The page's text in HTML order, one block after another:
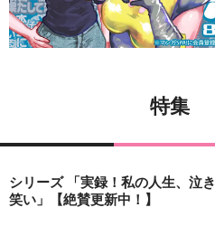
特集
シリーズ 「実録！私の人生、泣き
笑い」【絶賛更新中！】